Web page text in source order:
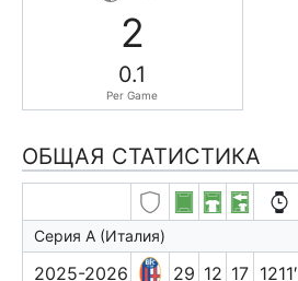
2
0.1
Per Game
ОБЩАЯ СТАТИСТИКА
Серия А (Италия)
2025-2026 29 12 17 1211′